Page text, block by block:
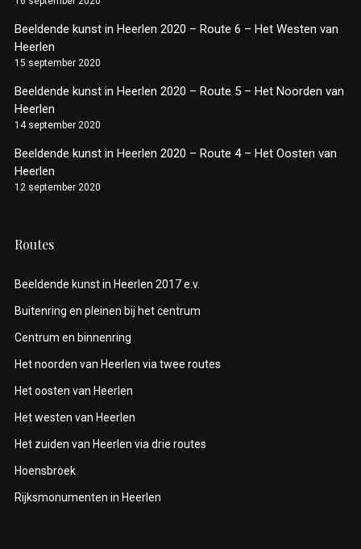
Beeldende kunst in Heerlen 2020 – Route 6 – Het Westen van
Heerlen
15 september 2020
Beeldende kunst in Heerlen 2020 – Route 5 – Het Noorden van
Heerlen
14 september 2020
Beeldende kunst in Heerlen 2020 – Route 4 – Het Oosten van
Heerlen
12 september 2020
Routes
Beeldende kunst in Heerlen 2017 e.v.
Buitenring en pleinen bij het centrum
Centrum en binnenring
Het noorden van Heerlen via twee routes
Het oosten van Heerlen
Het westen van Heerlen
Het zuiden van Heerlen via drie routes
Hoensbroek
Rijksmonumenten in Heerlen